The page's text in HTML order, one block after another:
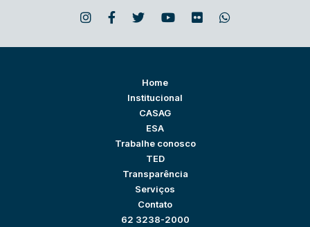
Home
Institucional
CASAG
ESA
Trabalhe conosco
TED
Transparência
Serviços
Contato
62 3238-2000